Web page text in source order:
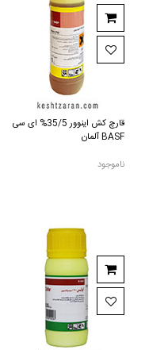
قارچ کش اینوور 35/5% ای سی
BASF آلمان
ناموجود